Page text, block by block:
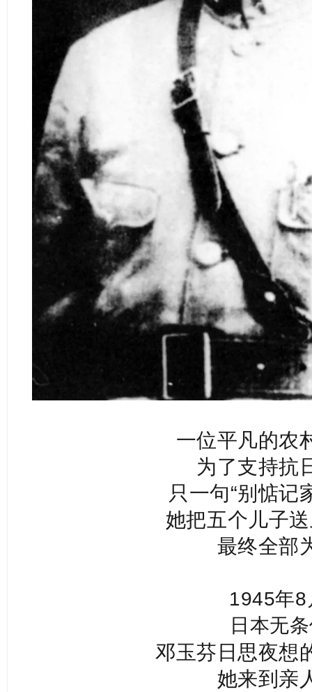
一位平凡的农
为了支持抗
只一句“别惦记
她把五个儿子
最终全部
1945年8
日本无
邓玉芬日思夜想
她来到亲